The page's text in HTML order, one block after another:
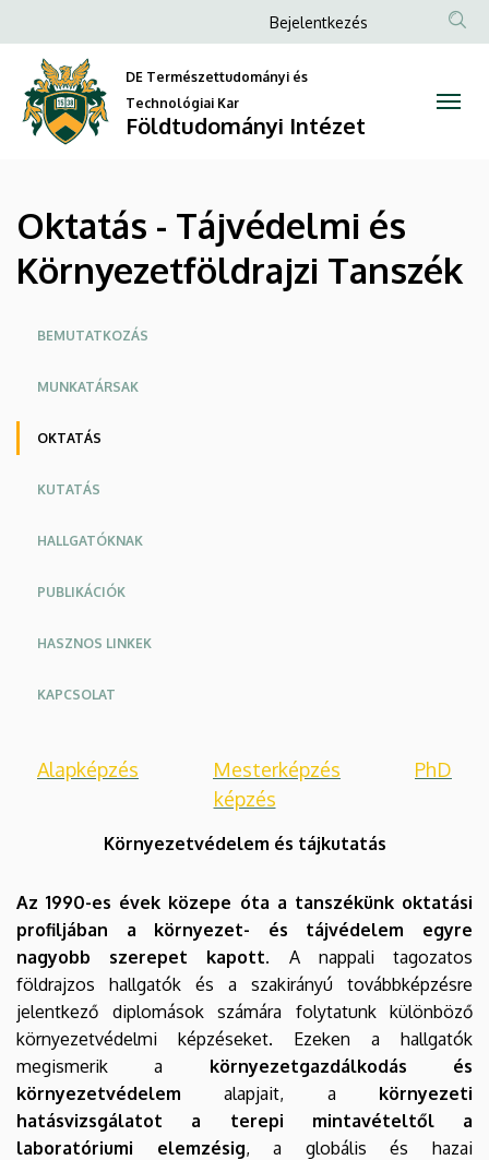
Tájvédelmi
Környezetföldrajzi
Tanszék
Földtudományi
Intézet
a
tartalomra
Anonim
fiók
menüje
Bejelentkezés
DE Természettudományi és
Technológiai Kar
Földtudományi Intézet
Oktatás - Tájvédelmi és
Környezetföldrajzi Tanszék
Oldalmenü
BEMUTATKOZÁS
MUNKATÁRSAK
OKTATÁS
KUTATÁS
HALLGATÓKNAK
PUBLIKÁCIÓK
HASZNOS LINKEK
KAPCSOLAT
Alapképzés Mesterképzés
PhD
képzés
Környezetvédelem és tájkutatás
Az 1990-es évek közepe óta a tanszékünk oktatási
profiljában a környezet- és tájvédelem egyre
nagyobb szerepet kapott. A nappali tagozatos
földrajzos hallgatók és a szakirányú továbbképzésre
jelentkező diplomások számára folytatunk különböző
környezetvédelmi képzéseket. Ezeken a hallgatók
megismerik a környezetgazdálkodás és
környezetvédelemalapjait, a környezeti
hatásvizsgálatot a terepi mintavételtől a
laboratóriumi elemzésig, a globális és hazai